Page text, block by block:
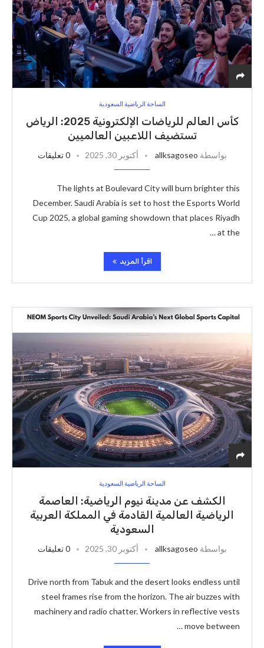
الساحة الرياضية السعودية
كأس العالم للرياضات الإلكترونية 2025: الرياض
تستضيف اللاعبين العالميين
بواسطة allksagoseo أكتوبر 30, 2025 0 تعليقات
The lights at Boulevard City will burn brighter this
December. Saudi Arabia is set to host the Esports World
Cup 2025, a global gaming showdown that places Riyadh
at the …
اقرأ المزيد
الساحة الرياضية السعودية
الكشف عن مدينة نيوم الرياضية: العاصمة
الرياضية العالمية القادمة في المملكة العربية
السعودية
بواسطة allksagoseo أكتوبر 30, 2025 0 تعليقات
Drive north from Tabuk and the desert looks endless until
steel frames rise from the horizon. The air buzzes with
machinery and radio chatter. Workers in reflective vests
move between …